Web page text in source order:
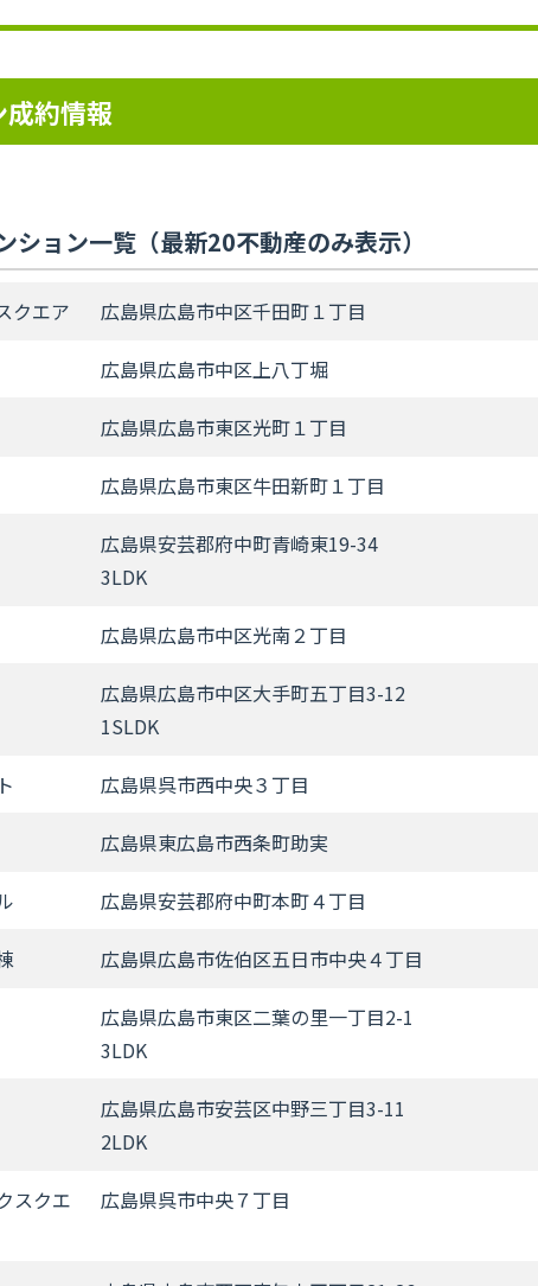
約情報
ション一覧（最新20不動産のみ表示）
クエア 広島県広島市中区千田町１丁目
広島県広島市中区上八丁堀
広島県広島市東区光町１丁目
広島県広島市東区牛田新町１丁目
広島県安芸郡府中町青崎東19-34
3LDK
広島県広島市中区光南２丁目
広島県広島市中区大手町五丁目3-12
1SLDK
広島県呉市西中央３丁目
広島県東広島市西条町助実
広島県安芸郡府中町本町４丁目
広島県広島市佐伯区五日市中央４丁目
広島県広島市東区二葉の里一丁目2-1
3LDK
広島県広島市安芸区中野三丁目3-11
2LDK
スクエ
広島県呉市中央７丁目